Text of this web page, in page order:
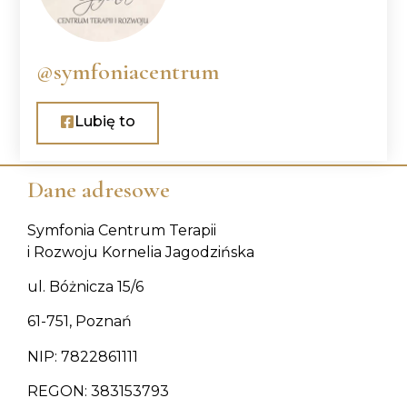
@symfoniacentrum
Lubię to
Dane adresowe
Symfonia Centrum Terapii
i Rozwoju Kornelia Jagodzińska
ul. Bóżnicza 15/6
61-751, Poznań
NIP: 7822861111
REGON: 383153793